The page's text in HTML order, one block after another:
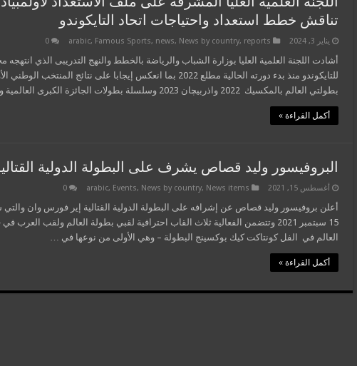
تناقش خطط استعداد واحتياجات اتحاد التايكوندو
يناير 3, 2024 arabic, Famous Sports, news, News by country, reports
0
أشادت اللجنة العلمية العليا بوزارة الشباب والرياضة بالخطط والنهج التدريبى الذي
للتايكوندو منذ بدء دورته الحالية مطلع 2022 بما انعكس إيجابا على نتائج
بطولتي العالم بالمكسيك 2022 واذربيچان 2023 وسلسلة بطولات الجائزة الكبرى العالمية وبطولة أفريقيا التي …
أكمل القراءة »
البروفيسور وليد قصاص يشرف على البطولة الدولية
أغسطس 15, 2021 arabic, Events, News by country, News items
0
أعلن بروفيسور وليد قصاص عن إشرافه على البطولة الدولية القتالية إير فورس وان
15 سبتمبر 2021 وتتضمن الفعالية ثلاث القاب احترافية لقبي بطولة العالم ولقب
العالم في الفل كونتاكت كيك بوكسينج البطولة – وهي الأولى من نوعها في …
أكمل القراءة »